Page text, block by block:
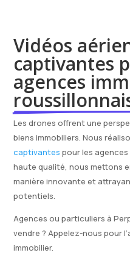
Vidéos
captivantes
agences
Les drones offrent une
biens immobiliers. Nous
captivantes pour les
haute qualité, nous mettons
manière innovante et
potentiels.
Agences ou particuliers à
vendre ? Appelez-nous pour
immobilier.